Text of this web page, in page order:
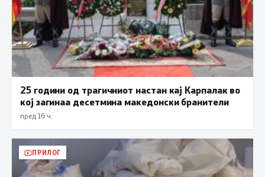
25 години од трагичниот настан кај Карпалак во
кој загинаа десетмина македонски бранители
пред 16 ч.
ПРИЛОГ